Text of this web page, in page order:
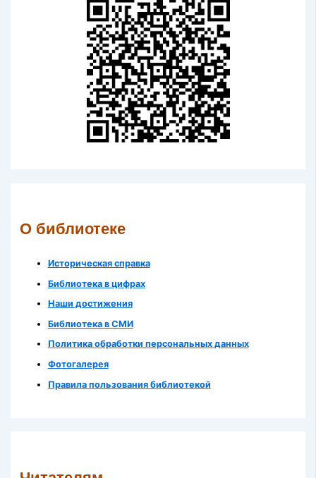
О библиотеке
Историческая справка
Библиотека в цифрах
Наши достижения
Библиотека в СМИ
Политика обработки персональных данных
Фотогалерея
Правила пользования библиотекой